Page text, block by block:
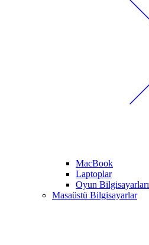
MacBook
Laptoplar
Oyun Bilgisayarları
Masaüstü Bilgisayarlar